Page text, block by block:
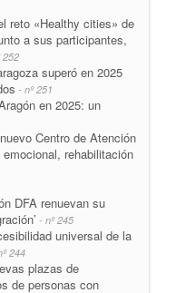
reto «Healthy cities» de
a sus participantes,
252
superó en 2025
- nº 251
en 2025: un
Centro de Atención
rehabilitación
DFA renuevan su
- nº 245
universal de la
244
plazas de
de personas con